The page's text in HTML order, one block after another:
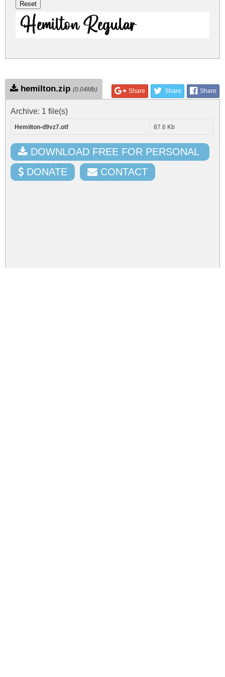
Hemilton Regular
hemilton.zip (0.04Mb) Share Share Share
Archive: 1 file(s)
Hemilton-d9vz7.otf 87.6 Kb
DOWNLOAD FREE FOR PERSONAL
USE ONLY
DONATE CONTACT